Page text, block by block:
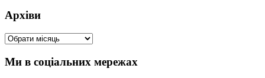
Архіви
Архіви
Ми в соціальних мережах